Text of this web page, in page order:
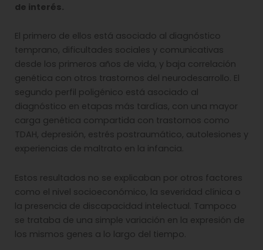
de interés.
El primero de ellos está asociado al diagnóstico
temprano, dificultades sociales y comunicativas
desde los primeros años de vida, y baja correlación
genética con otros trastornos del neurodesarrollo. El
segundo perfil poligénico está asociado al
diagnóstico en etapas más tardías, con una mayor
carga genética compartida con trastornos como
TDAH, depresión, estrés postraumático, autolesiones y
experiencias de maltrato en la infancia.
Estos resultados no se explicaban por otros factores
como el nivel socioeconómico, la severidad clínica o
la presencia de discapacidad intelectual. Tampoco
se trataba de una simple variación en la expresión de
los mismos genes a lo largo del tiempo.